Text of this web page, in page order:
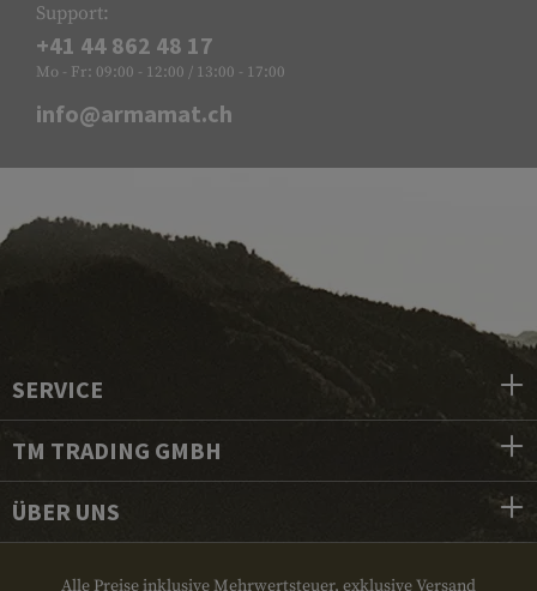
Support:
+41 44 862 48 17
Mo - Fr: 09:00 - 12:00 / 13:00 - 17:00
info@armamat.ch
SERVICE
TM TRADING GMBH
ÜBER UNS
Alle Preise inklusive Mehrwertsteuer, exklusive Versand